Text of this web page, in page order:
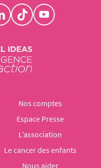
Nos comptes
Espace Presse
L’association
Le cancer des enfants
Nous aider